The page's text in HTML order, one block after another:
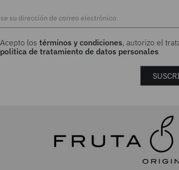
Acepto lostérminos y condiciones, autorizo el
politica de tratamiento de datos personales